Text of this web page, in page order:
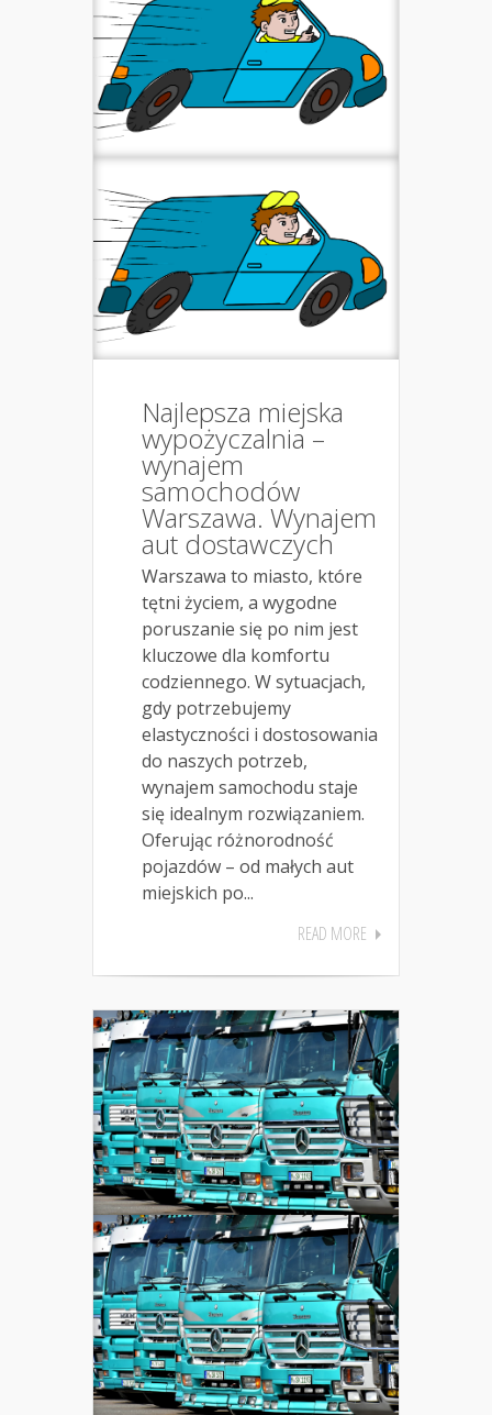
Najlepsza miejska
wypożyczalnia –
wynajem
samochodów
Warszawa. Wynajem
aut dostawczych
Warszawa to miasto, które
tętni życiem, a wygodne
poruszanie się po nim jest
kluczowe dla komfortu
codziennego. W sytuacjach,
gdy potrzebujemy
elastyczności i dostosowania
do naszych potrzeb,
wynajem samochodu staje
się idealnym rozwiązaniem.
Oferując różnorodność
pojazdów – od małych aut
miejskich po...
READ MORE